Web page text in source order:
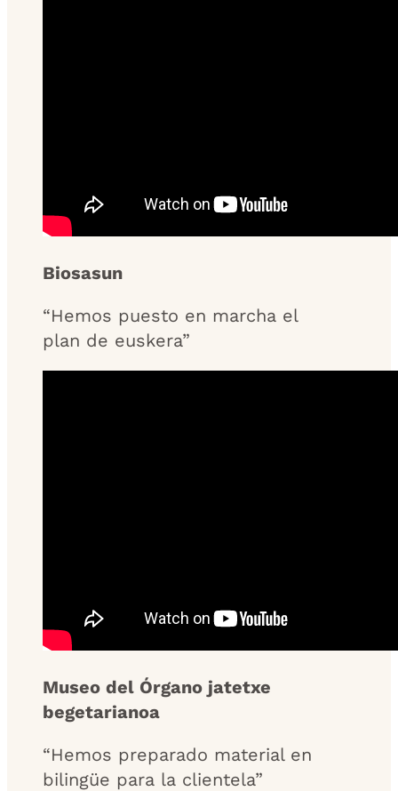
Biosasun
“Hemos puesto en marcha el
plan de euskera”
Museo del Órgano jatetxe
begetarianoa
“Hemos preparado material en
bilingüe para la clientela”